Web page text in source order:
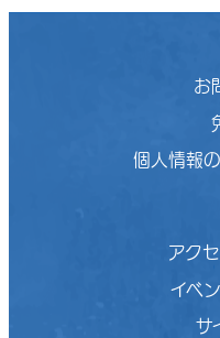
お
個人情報
アク
イベ
サ